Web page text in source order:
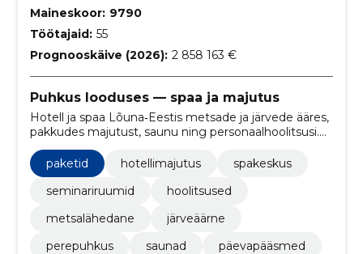
Maineskoor: 9790
Töötajaid: 55
Prognooskäive (2026): 2 858 163 €
Puhkus looduses — spaa ja majutus
Hotell ja spaa Lõuna‑Eestis metsade ja järvede ääres,
pakkudes majutust, saunu ning personaalhoolitsusi.
Pakume pakettreise, seminare ja mugavat
otsebroneerimist ning e‑poe lahendust.
paketid hotellimajutus
spakeskus
seminariruumid
hoolitsused
metsalähedane
järveäärne
perepuhkus
saunad
päevapääsmed